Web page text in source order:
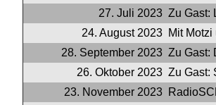
27. Juli 2023 Zu Gast:
24. August 2023 Mit
28. September 2023 Zu Gast:
26. Oktober 2023 Zu Gast:
23. November 2023